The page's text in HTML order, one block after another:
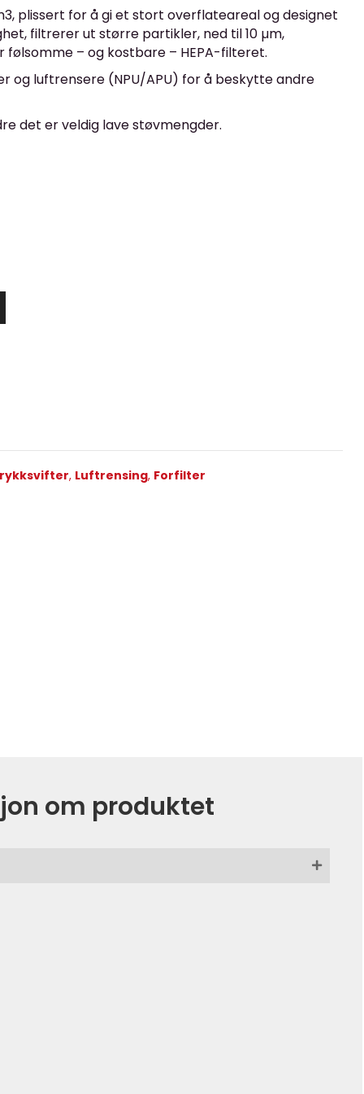
plissert for å gi et stort overflateareal og designet
filtrerer ut større partikler, ned til 10 µm,
– og kostbare – HEPA-filteret.
og luftrensere (NPU/APU) for å beskytte andre
det er veldig lave støvmengder.
, Luftrensing, Forfilter
om produktet